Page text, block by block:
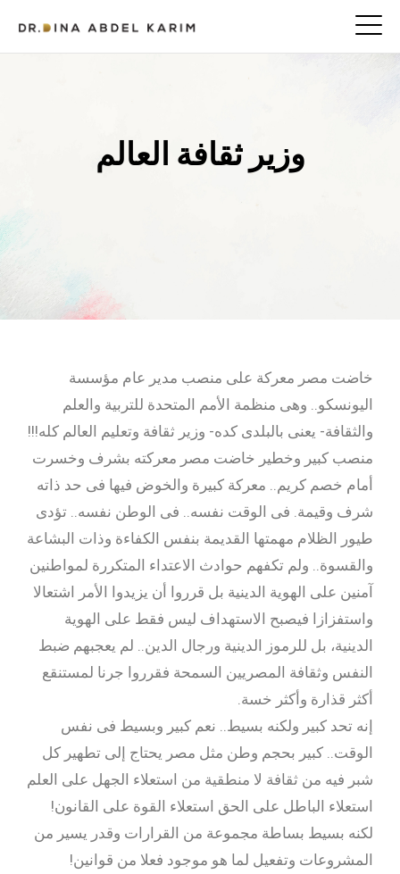
وزير ثقافة العالم
خاضت مصر معركة على منصب مدير عام مؤسسة
اليونسكو.. وهى منظمة الأمم المتحدة للتربية والعلم
والثقافة- يعنى بالبلدى كده- وزير ثقافة وتعليم العالم كله!!!
منصب كبير وخطير خاضت مصر معركته بشرف وخسرت
أمام خصم كريم.. معركة كبيرة والخوض فيها فى حد ذاته
شرف وقيمة. فى الوقت نفسه.. فى الوطن نفسه.. تؤدى
طيور الظلام مهمتها القديمة بنفس الكفاءة وذات البشاعة
والقسوة.. ولم تكفهم حوادث الاعتداء المتكررة لمواطنين
آمنين على الهوية الدينية بل قرروا أن يزيدوا الأمر اشتعالا
واستفزازا فيصبح الاستهداف ليس فقط على الهوية
الدينية، بل للرموز الدينية ورجال الدين.. لم يعجبهم ضبط
النفس وثقافة المصريين السمحة فقرروا جرنا لمستنقع
أكثر قذارة وأكثر خسة.
إنه تحد كبير ولكنه بسيط.. نعم كبير وبسيط فى نفس
الوقت.. كبير بحجم وطن مثل مصر يحتاج إلى تطهير كل
شبر فيه من ثقافة لا منطقية من استعلاء الجهل على العلم
استعلاء الباطل على الحق استعلاء القوة على القانون!
لكنه بسيط بساطة مجموعة من القرارات وقدر يسير من
المشروعات وتفعيل لما هو موجود فعلا من قوانين!